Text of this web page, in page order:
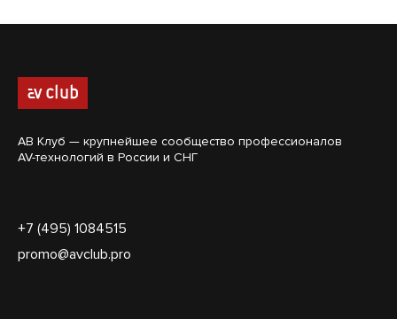
АВ Клуб — крупнейшее сообщество профессионалов
AV-технологий в России и СНГ
+7 (495) 1084515
promo@avclub.pro